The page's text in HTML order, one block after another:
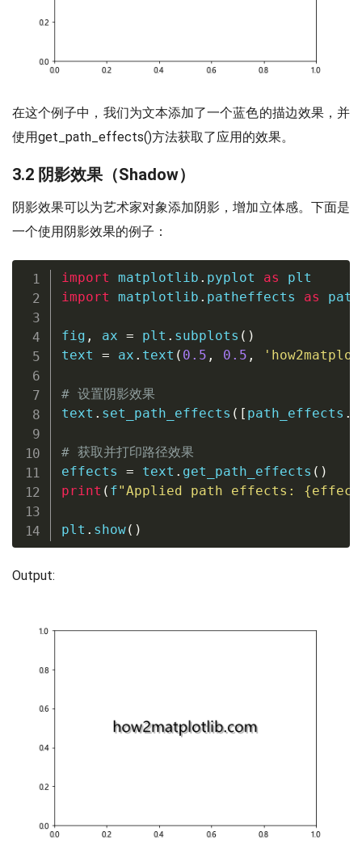
在这个例子中，我们为文本添加了一个蓝色的描边效果，并
使用get_path_effects()方法获取了应用的效果。
3.2 阴影效果（Shadow）
阴影效果可以为艺术家对象添加阴影，增加立体感。下面是
一个使用阴影效果的例子：
import matplotlib . pyplot as
import matplotlib . patheffects as
fig , ax = plt . subplots ( )
text = ax . text ( 0.5 , 0.5 ,
# 设置阴影效果
text . set_path_effects ( [ path_effects .
# 获取并打印路径效果
effects = text . get_path_effects ( )
print ( f"Applied path effects: {
plt . show( )
Output: